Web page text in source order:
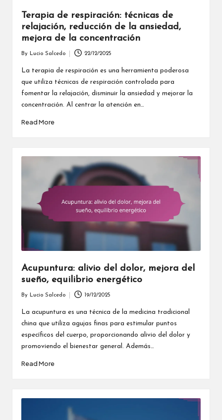
Terapia de respiración: técnicas de
relajación, reducción de la ansiedad,
mejora de la concentración
Posted
by
By Lucio Salcedo 22/12/2025
La terapia de respiración es una herramienta poderosa
que utiliza técnicas de respiración controlada para
fomentar la relajación, disminuir la ansiedad y mejorar la
concentración. Al centrar la atención en…
Read More
Acupuntura: alivio del dolor, mejora del
sueño, equilibrio energético
by
By Lucio Salcedo 19/12/2025
La acupuntura es una técnica de la medicina tradicional
china que utiliza agujas finas para estimular puntos
específicos del cuerpo, proporcionando alivio del dolor y
promoviendo el bienestar general. Además…
Read More